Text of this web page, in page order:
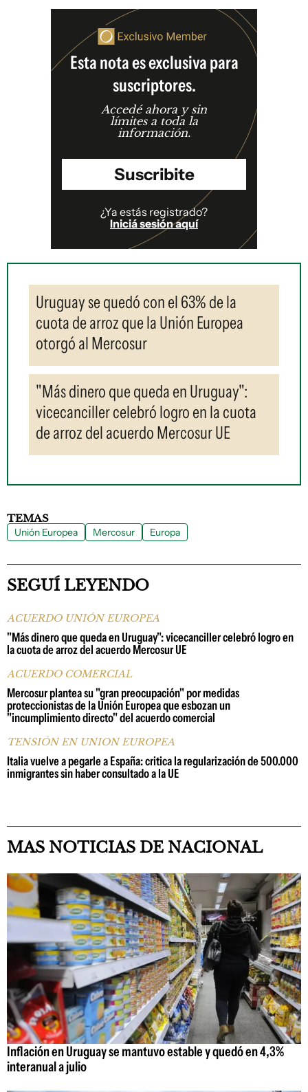
Esta nota es exclusiva para
suscriptores.
Accedé ahora y sin
límites a toda la
información.
Suscribite
¿Ya estás registrado?
Iniciá sesión aquí
Uruguay se quedó con el 63% de la
cuota de arroz que la Unión Europea
otorgó al Mercosur
"Más dinero que queda en Uruguay":
vicecanciller celebró logro en la cuota
de arroz del acuerdo Mercosur UE
TEMAS
Unión Europea Mercosur Europa
SEGUÍ LEYENDO
ACUERDO UNIÓN EUROPEA
"Más dinero que queda en Uruguay": vicecanciller celebró logro en
la cuota de arroz del acuerdo Mercosur UE
ACUERDO COMERCIAL
Mercosur plantea su "gran preocupación" por medidas
proteccionistas de la Unión Europea que esbozan un
"incumplimiento directo" del acuerdo comercial
TENSIÓN EN UNION EUROPEA
Italia vuelve a pegarle a España: critica la regularización de 500.000
inmigrantes sin haber consultado a la UE
MAS NOTICIAS DE NACIONAL
Inflación en Uruguay se mantuvo estable y quedó en 4,3%
interanual a julio